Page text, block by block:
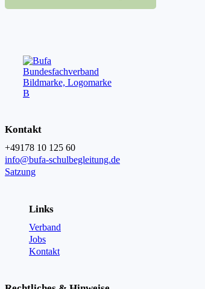
Kontakt
+49178 10 125 60
info@bufa-schulbegleitung.de
Satzung
Links
Verband
Jobs
Kontakt